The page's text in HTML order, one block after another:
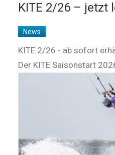
KITE 2/26 – jetzt
News
KITE 2/26 - ab sofort
Der KITE Saisonstart